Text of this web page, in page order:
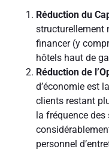
Réduction du
structurellement
financer (y
hôtels haut de
Réduction de
d’économie est
clients restant
la fréquence
personnel